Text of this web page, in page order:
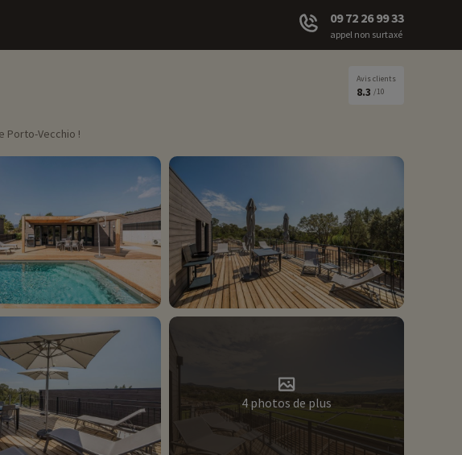
09 72 26 99 33
appel non surtaxé
Avis clients
8.3 /10
Porto-Vecchio !
4 photos de plus